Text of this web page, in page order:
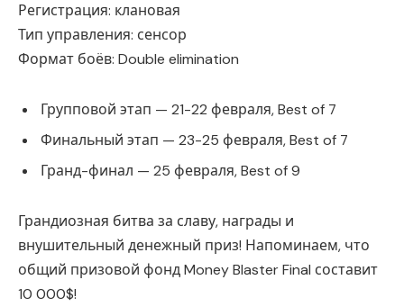
Регистрация: клановая
Тип управления: сенсор
Формат боёв: Double elimination
Групповой этап — 21-22 февраля, Best of 7
Финальный этап — 23-25 февраля, Best of 7
Гранд-финал — 25 февраля, Best of 9
Грандиозная битва за славу, награды и
внушительный денежный приз! Напоминаем, что
общий призовой фонд Money Blaster Final составит
10 000$!